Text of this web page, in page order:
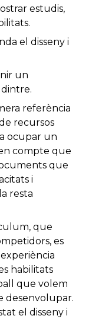
estudis,
el disseny i
un
referència
recursos
ocupar un
compte que
que
i
resta
que
es
habilitats
que volem
desenvolupar.
el disseny i